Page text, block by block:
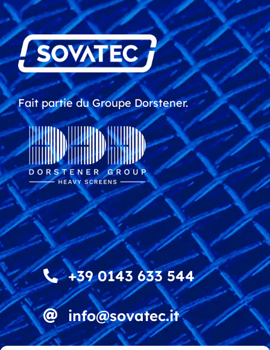
Fait partie du Groupe Dorstener.
+39 0143 633 544
info@sovatec.it